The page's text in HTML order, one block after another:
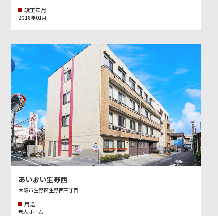
竣工年月
2018年01月
あいおい生野西
大阪市生野区生野西三丁目
用途
老人ホーム